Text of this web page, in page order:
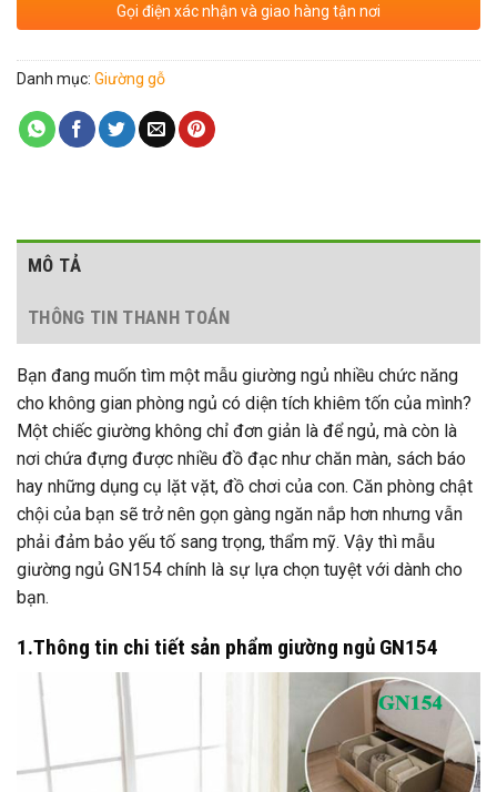
Gọi điện xác nhận và giao hàng tận nơi
Danh mục: Giường gỗ
MÔ TẢ
THÔNG TIN THANH TOÁN
Bạn đang muốn tìm một mẫu giường ngủ nhiều chức năng
cho không gian phòng ngủ có diện tích khiêm tốn của mình?
Một chiếc giường không chỉ đơn giản là để ngủ, mà còn là
nơi chứa đựng được nhiều đồ đạc như chăn màn, sách báo
hay những dụng cụ lặt vặt, đồ chơi của con. Căn phòng chật
chội của bạn sẽ trở nên gọn gàng ngăn nắp hơn nhưng vẫn
phải đảm bảo yếu tố sang trọng, thẩm mỹ. Vậy thì mẫu
giường ngủ GN154 chính là sự lựa chọn tuyệt với dành cho
bạn.
1.Thông tin chi tiết sản phẩm giường ngủ GN154